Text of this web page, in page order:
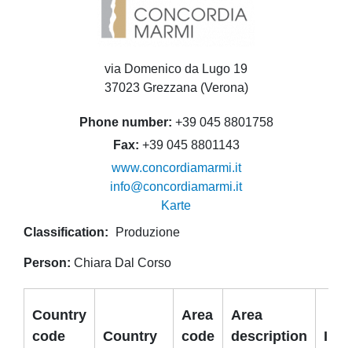
via Domenico da Lugo 19
37023 Grezzana (Verona)
Phone number +39 045 8801758
Fax +39 045 8801143
www.concordiamarmi.it
info@concordiamarmi.it
Karte
Classification
Produzione
Person Chiara Dal Corso
Country
code
Country
Area
code
Area
description